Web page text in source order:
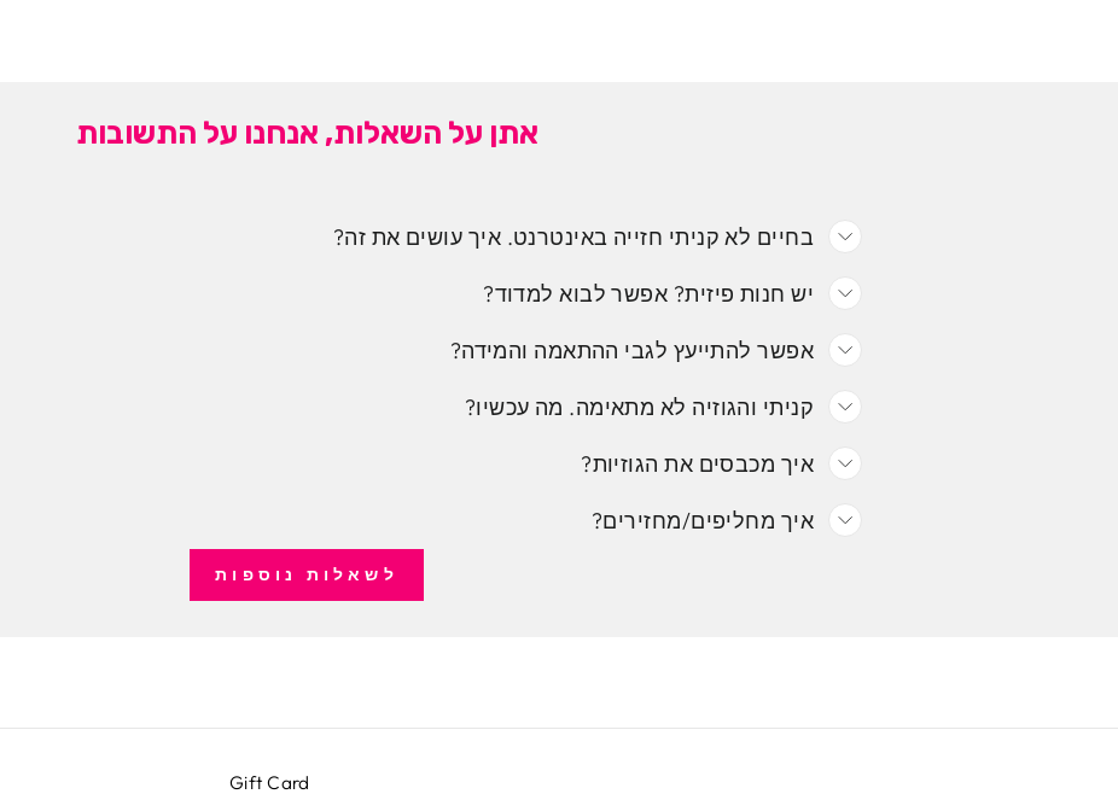
אתן על השאלות, אנחנו על התשובות
בחיים לא קניתי חזייה באינטרנט. איך עושים את זה?
יש חנות פיזית? אפשר לבוא למדוד?
אפשר להתייעץ לגבי ההתאמה והמידה?
קניתי והגוזיה לא מתאימה. מה עכשיו?
איך מכבסים את הגוזיות?
איך מחליפים/מחזירים?
לשאלות נוספות
Gift Card